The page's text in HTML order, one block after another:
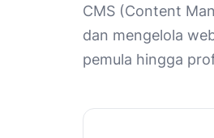
CMS (Content
dan mengelola
pemula hingga